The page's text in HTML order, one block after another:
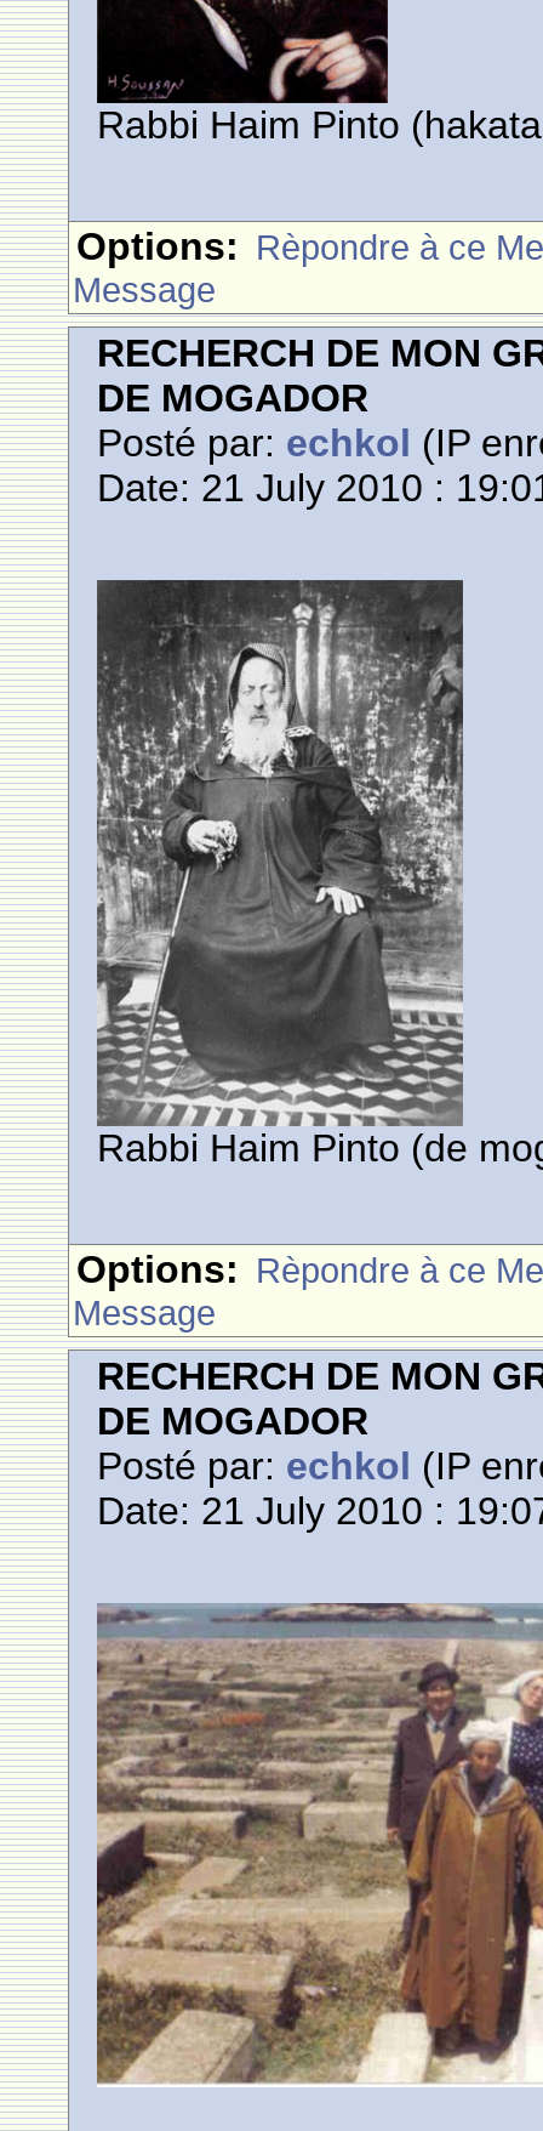
Rabbi Haim Pinto
Options: Rèpondre à ce
Message
RECHERCH DE MON
DE MOGADOR
Posté par: echkol (IP
Date: 21 July 2010 :
Rabbi Haim Pinto (de
Options: Rèpondre à ce
Message
RECHERCH DE MON
DE MOGADOR
Posté par: echkol (IP
Date: 21 July 2010 :